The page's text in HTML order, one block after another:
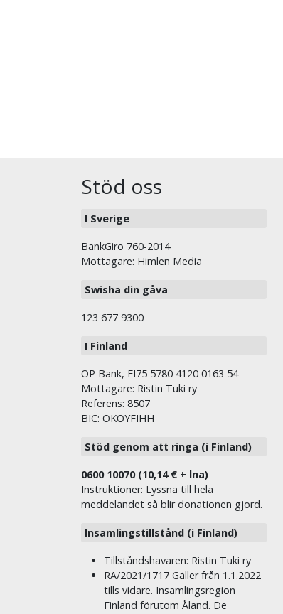
Stöd oss
I Sverige
BankGiro 760-2014
Mottagare: Himlen Media
Swisha din gåva
123 677 9300
I Finland
OP Bank, FI75 5780 4120 0163 54
Mottagare: Ristin Tuki ry
Referens: 8507
BIC: OKOYFIHH
Stöd genom att ringa (i Finland)
0600 10070 (10,14 € + lna)
Instruktioner: Lyssna till hela
meddelandet så blir donationen gjord.
Insamlingstillstånd (i Finland)
Tillståndshavaren: Ristin Tuki ry
RA/2021/1717 Gäller från 1.1.2022
tills vidare. Insamlingsregion
Finland förutom Åland. De